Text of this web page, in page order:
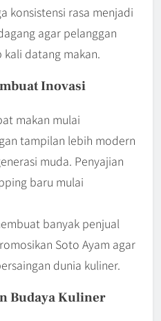
konsistensi rasa menjadi
agar pelanggan
datang makan.
Inovasi
makan mulai
tampilan lebih modern
muda. Penyajian
baru mulai
banyak penjual
Soto Ayam agar
dunia kuliner.
Budaya Kuliner